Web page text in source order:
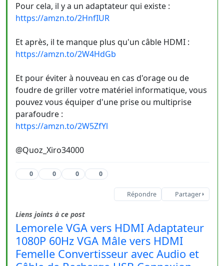
Pour cela, il y a un adaptateur qui existe :
https://amzn.to/2HnfIUR
Et après, il te manque plus qu'un câble HDMI :
https://amzn.to/2W4HdGb
Et pour éviter à nouveau en cas d'orage ou de
foudre de griller votre matériel informatique, vous
pouvez vous équiper d'une prise ou multiprise
parafoudre :
https://amzn.to/2W5ZfYl
@Quoz_Xiro34000
0 0 0 0
Répondre Partager
Liens joints à ce post
Lemorele VGA vers HDMI Adaptateur
1080P 60Hz VGA Mâle vers HDMI
Femelle Convertisseur avec Audio et